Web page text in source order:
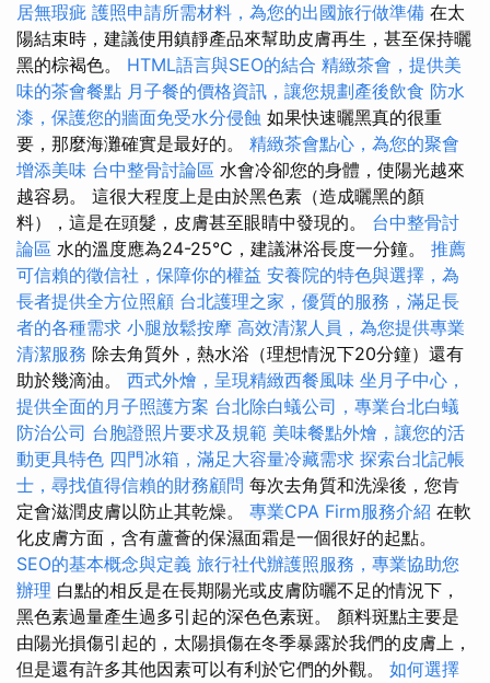
居無瑕疵 護照申請所需材料，為您的出國旅行做準備 在太
陽結束時，建議使用鎮靜產品來幫助皮膚再生，甚至保持曬
黑的棕褐色。 HTML語言與SEO的結合 精緻茶會，提供美
味的茶會餐點 月子餐的價格資訊，讓您規劃產後飲食 防水
漆，保護您的牆面免受水分侵蝕 如果快速曬黑真的很重
要，那麼海灘確實是最好的。 精緻茶會點心，為您的聚會
增添美味 台中整骨討論區 水會冷卻您的身體，使陽光越來
越容易。 這很大程度上是由於黑色素（造成曬黑的顏
料），這是在頭髮，皮膚甚至眼睛中發現的。 台中整骨討
論區 水的溫度應為24-25°C，建議淋浴長度一分鐘。 推薦
可信賴的徵信社，保障你的權益 安養院的特色與選擇，為
長者提供全方位照顧 台北護理之家，優質的服務，滿足長
者的各種需求 小腿放鬆按摩 高效清潔人員，為您提供專業
清潔服務 除去角質外，熱水浴（理想情況下20分鐘）還有
助於幾滴油。 西式外燴，呈現精緻西餐風味 坐月子中心，
提供全面的月子照護方案 台北除白蟻公司，專業台北白蟻
防治公司 台胞證照片要求及規範 美味餐點外燴，讓您的活
動更具特色 四門冰箱，滿足大容量冷藏需求 探索台北記帳
士，尋找值得信賴的財務顧問 每次去角質和洗澡後，您肯
定會滋潤皮膚以防止其乾燥。 專業CPA Firm服務介紹 在軟
化皮膚方面，含有蘆薈的保濕面霜是一個很好的起點。
SEO的基本概念與定義 旅行社代辦護照服務，專業協助您
辦理 白點的相反是在長期陽光或皮膚防曬不足的情況下，
黑色素過量產生過多引起的深色色素斑。 顏料斑點主要是
由陽光損傷引起的，太陽損傷在冬季暴露於我們的皮膚上，
但是還有許多其他因素可以有利於它們的外觀。 如何選擇